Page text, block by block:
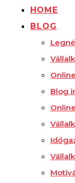
HOME
BLOG
Blog